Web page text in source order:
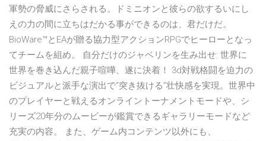
軍勢の脅威にさらされる。ドミニオンと彼らの欲するいにし
えの力の間に立ちはだかる事ができるのは、君だけだ。
BioWare™とEAが贈る協力型アクションRPGでヒーローとなっ
てチームを組め。 自分だけのジャベリンを生み出せ: 世界に
世界を巻き込んだ親子喧嘩、遂に決着！ 3d対戦格闘を迫力の
ビジュアルと派手な演出で“突き抜ける”壮快感を実現。世界中
のプレイヤーと戦えるオンライントーナメントモードや、シ
リーズ20年分のムービーが鑑賞できるギャラリーモードなど
充実の内容。 また、ゲーム内コンテンツ以外にも、